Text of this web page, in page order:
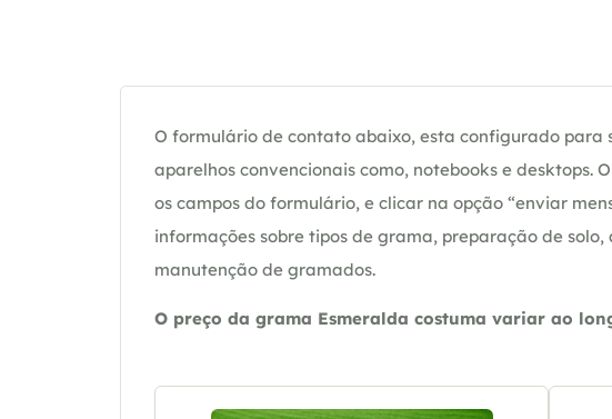
O formulário de contato abaixo, esta configurado para
aparelhos convencionais como, notebooks e desktops.
os campos do formulário, e clicar na opção “enviar
informações sobre tipos de grama, preparação de
manutenção de gramados.
O preço da grama Esmeralda costuma variar ao